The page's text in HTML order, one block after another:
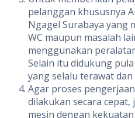
pelanggan khususnya
Ngagel Surabaya yang
WC maupun masalah
menggunakan
Selain itu didukung
yang selalu terawat
Agar proses
dilakukan secara
mesin dengan